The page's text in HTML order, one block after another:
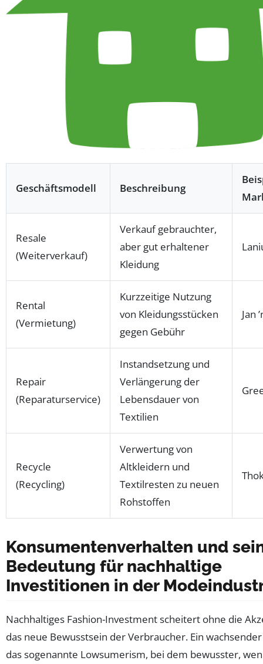
Geschäftsmodell Beschreibung
Resale
(Weiterverkauf)
Verkauf gebrauchter,
aber gut erhaltener
Kleidung
Rental
(Vermietung)
Kurzzeitige Nutzung
von Kleidungsstücken
gegen Gebühr
Jan
Repair
(Reparaturservice)
Instandsetzung und
Verlängerung der
Lebensdauer von
Textilien
Recycle
(Recycling)
Verwertung von
Altkleidern und
Textilresten zu neuen
Rohstoffen
Konsumentenverhalten und
Bedeutung für nachhaltige
Investitionen in der
Nachhaltiges Fashion-Investment scheitert ohne die
das neue Bewusstsein der Verbraucher. Ein
das sogenannte Lowsumerism, bei dem bewusster,